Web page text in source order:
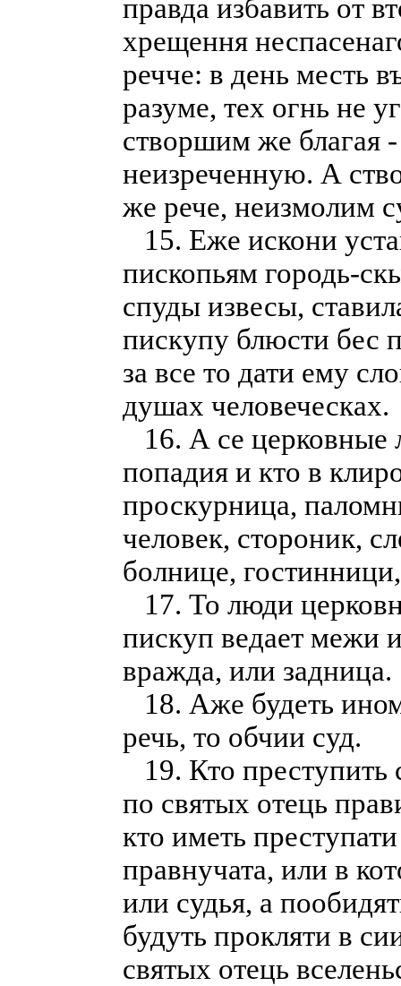
правда избавить от
хрещення
речче: в день месть
разуме, тех огнь не
створшим же благая
неизреченную. А
же рече, неизмолим
15. Еже искони
пископьям городь-
спуды извесы,
пискупу блюсти бес
за все то дати ему
душах человеческах.
16. А се церковные
попадия и кто в
проскурница,
человек, стороник,
болнице,
17. То люди
пискуп ведает межи
вражда, или задница.
18. Аже будеть
речь, то обчии суд.
19. Кто преступить
по святых отець
кто иметь
правнучата, или в
или судья, а
будуть прокляти в
святых отець